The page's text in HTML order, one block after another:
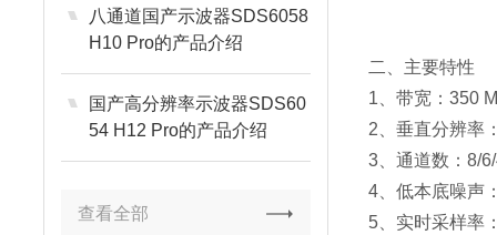
八通道国产示波器SDS6058
H10 Pro的产品介绍
国产高分辨率示波器SDS60
54 H12 Pro的产品介绍
查看全部
二、主要特性
1、带宽：350
2、垂直分辨率
3、通道数：8/
4、低本底噪声
5、实时采样率